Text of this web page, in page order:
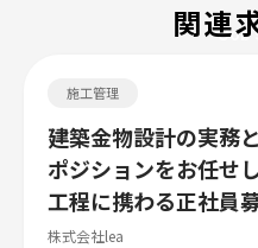
関連Job
施工管理
建築金物設計の実務
ポジションをお任せ
工程に携わる正社員
株式会社lea